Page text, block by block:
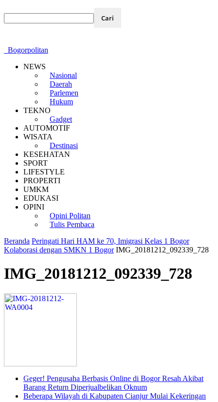
Bogorpolitan
NEWS
Nasional
Daerah
Parlemen
Hukum
TEKNO
Gadget
AUTOMOTIF
WISATA
Destinasi
KESEHATAN
SPORT
LIFESTYLE
PROPERTI
UMKM
EDUKASI
OPINI
Opini Politan
Tulis Pembaca
Beranda Peringati Hari HAM ke 70, Imigrasi Kelas 1 Bogor
Kolaborasi dengan SMKN 1 Bogor IMG_20181212_092339_728
IMG_20181212_092339_728
Geger! Pengusaha Berbasis Online di Bogor Resah Akibat
Barang Return Diperjualbelikan Oknum
Beberapa Wilayah di Kabupaten Cianjur Mulai Kekeringan